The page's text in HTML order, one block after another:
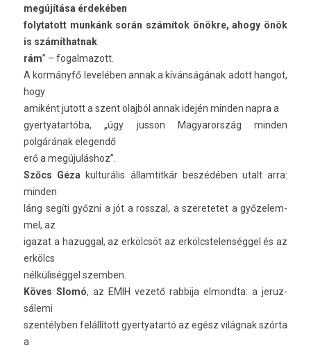
megújítása érdekében
folytatott munkánk során számítok önökre, ahogy önök
is számít­hatnak
rám” – fogal­mazott.
A kormányfő levelében annak a kívánságának adott han­got,
hogy
amiként jutott a szent olajból annak idején mind­en napra a
gyer­tyatar­tóba, „úgy jus­son Magyarország mind­en
polgárának elegendő
erő a megújuláshoz”.
Szőcs Géza kul­turális állam­titkár beszédében utalt arra:
mind­en
láng segíti győzni a jót a rossz­al, a szeretetet a győzelem­
mel, az
igazat a hazugg­al, az erkölcsöt az er­kölcstelen­séggel és az
erkölcs
nélküliséggel szemb­en.
Köves Slomó, az EMIH vezető rab­bija el­mondta: a jeruz­
sálemi
szentélyben felállított gyer­tyatartó az egész világnak szórta
a